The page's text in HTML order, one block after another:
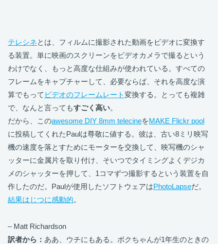
テレシネとは、フィルムに撮影された動画をビデオに変換す
る装置。単に映画のスクリーンをビデオカメラで撮るという
わけでなく、もっと高度な仕組みが使われている。すべての
フレームをキャプチャーして、必要ならば、それを高度な演
算でもって ビデオのフレームレート変換する。とっても複雑
で、なんと言ってもすごく高い。
だから、このawesome DIY 8mm telecineをMAKE Flickr pool
に投稿してくれたPaulは尊敬に値する。彼は、古い8ミリ映写
機の速度を落とすためにモーターを交換して、映写機のシャ
ッターに金属片を取り付け、そいつでタイミングよくデジカ
メのシャッターを押して、1コマずつ撮影するという装置を自
作したのだ。Paulが使用したソフトウェアはPhotoLapseだ。
結果はじつに感動的。
– Matt Richardson
訳者から： ああ、ウチにもある。ボクちゃんが1年生のときの